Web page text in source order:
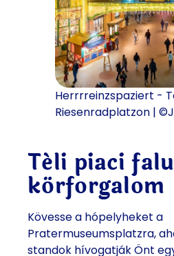
Herrrreinzspaziert -
Riesenradplatzon |
Téli piaci
körforgalom
Kövesse a hópelyheket a
Pratermuseumsplatzra,
standok hívogatják Önt